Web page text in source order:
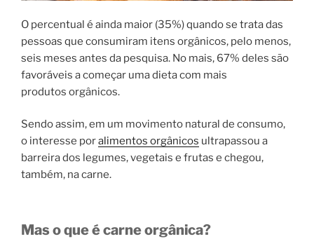
O percentual é ainda maior (35%) quando se trata das
pessoas que consumiram itens orgânicos, pelo menos,
seis meses antes da pesquisa. No mais, 67% deles são
favoráveis a começar uma dieta com mais
produtos orgânicos.
Sendo assim, em um movimento natural de consumo,
o interesse poralimentos orgânicos ultrapassou a
barreira dos legumes, vegetais e frutas e chegou,
também, na carne.
Mas o que é carne orgânica?